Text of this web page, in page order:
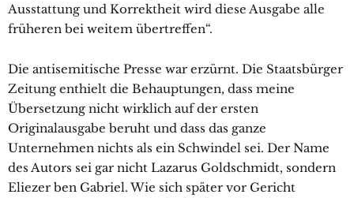
Ausstattung und Korrektheit wird diese Ausgabe alle
früheren bei weitem übertreffen“.
Die antisemitische Presse war erzürnt. Die Staatsbürger
Zeitung enthielt die Behauptungen, dass meine
Übersetzung nicht wirklich auf der ersten
Originalausgabe beruht und dass das ganze
Unternehmen nichts als ein Schwindel sei. Der Name
des Autors sei gar nicht Lazarus Goldschmidt, sondern
Eliezer ben Gabriel. Wie sich später vor Gericht